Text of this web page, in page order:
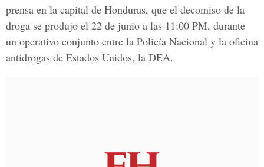
prensa en la capital de Honduras, que el decomiso de la
droga se produjo el 22 de junio a las 11:00 PM, durante
un operativo conjunto entre la Policía Nacional y la oficina
antidrogas de Estados Unidos, la DEA.